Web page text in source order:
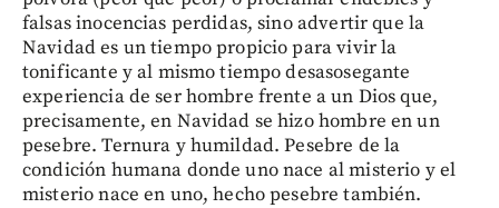
falsas inocencias perdidas, sino advertir que la
Navidad es un tiempo propicio para vivir la
tonificante y al mismo tiempo desasosegante
experiencia de ser hombre frente a un Dios que,
precisamente, en Navidad se hizo hombre en un
pesebre. Ternura y humildad. Pesebre de la
condición humana donde uno nace al misterio y el
misterio nace en uno, hecho pesebre también.